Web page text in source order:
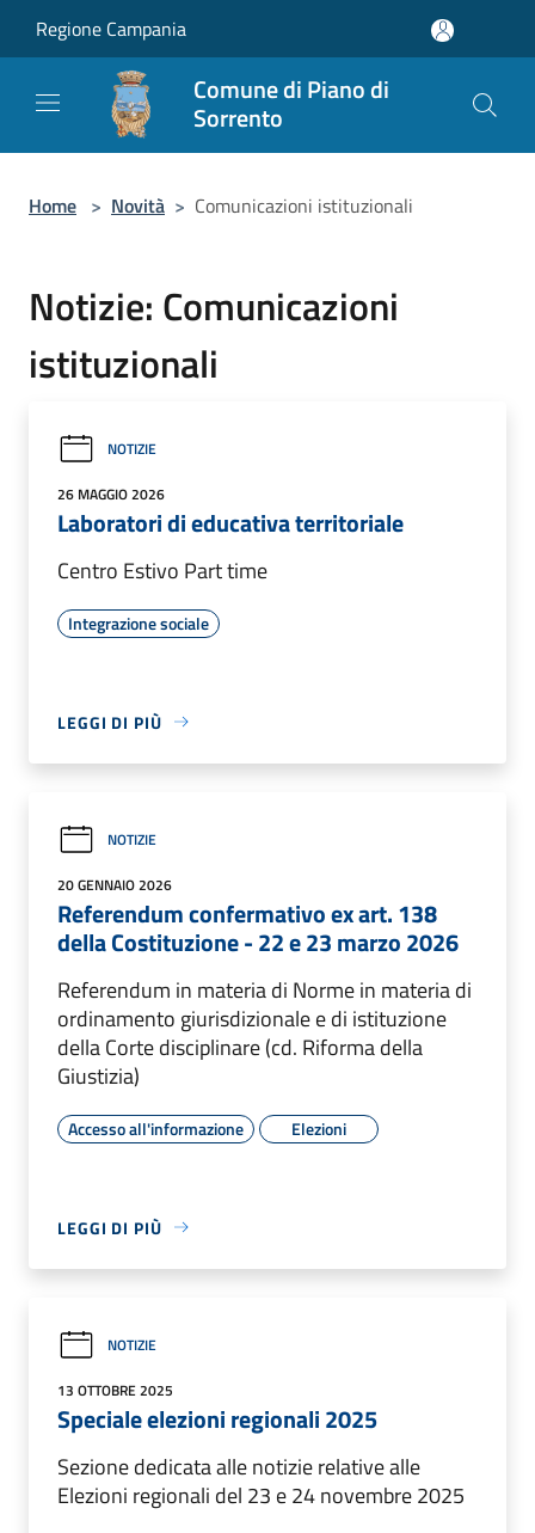
Regione Campania
Comune di Piano di
Sorrento
Home > Novità > Comunicazioni istituzionali
Notizie: Comunicazioni
istituzionali
NOTIZIE
26 MAGGIO 2026
Laboratori di educativa territoriale
Centro Estivo Part time
Integrazione sociale
LEGGI DI PIÙ
NOTIZIE
20 GENNAIO 2026
Referendum confermativo ex art. 138
della Costituzione - 22 e 23 marzo 2026
Referendum in materia di Norme in materia di
ordinamento giurisdizionale e di istituzione
della Corte disciplinare (cd. Riforma della
Giustizia)
Accesso all'informazione Elezioni
LEGGI DI PIÙ
NOTIZIE
13 OTTOBRE 2025
Speciale elezioni regionali 2025
Sezione dedicata alle notizie relative alle
Elezioni regionali del 23 e 24 novembre 2025